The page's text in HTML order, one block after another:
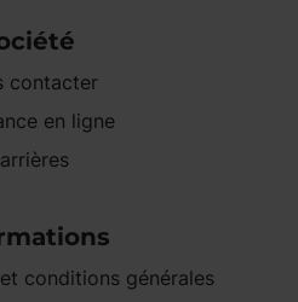
contacter
en ligne
conditions générales